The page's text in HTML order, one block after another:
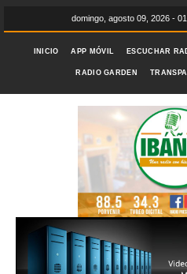
domingo, agosto 09, 2026 -
INICIO APP MÓVIL ESCUCHAR
RADIO GARDEN